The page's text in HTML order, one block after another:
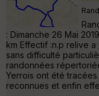
: Dimanche 26 Mai
km Effectif :n.p relive
sans difficulté
randonnées
Yerrois ont été
reconnues et enfin